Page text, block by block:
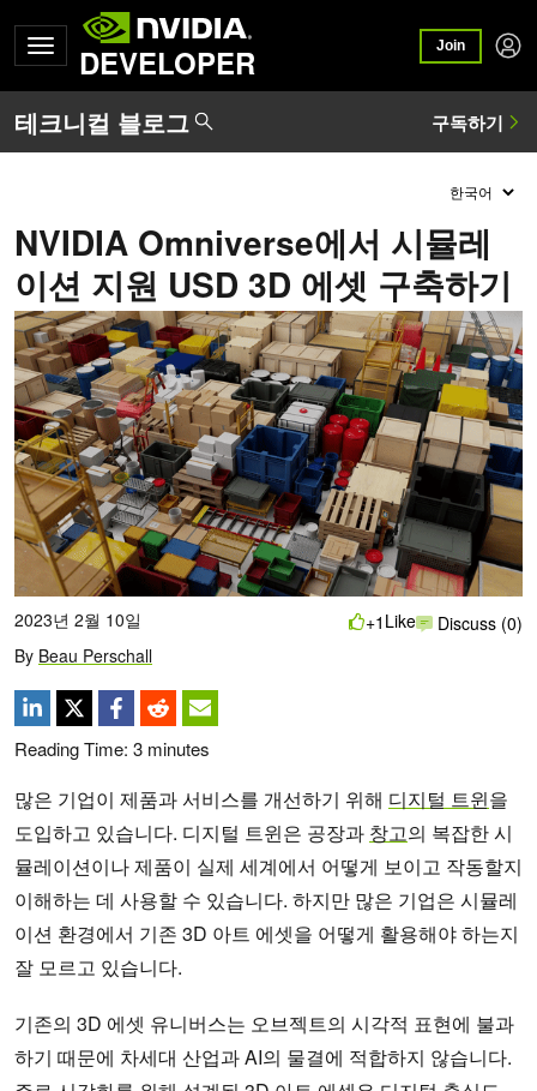
DEVELOPER Join
NVIDIA Omniverse에서 시뮬레
이션 지원 USD 3D 에셋 구축하기
2023년 2월 10일
By Beau Perschall
+1 Like Discuss (0)
Reading Time: 3 minutes
많은 기업이 제품과 서비스를 개선하기 위해 디지털 트윈을
도입하고 있습니다. 디지털 트윈은 공장과 창고의 복잡한 시
뮬레이션이나 제품이 실제 세계에서 어떻게 보이고 작동할지
이해하는 데 사용할 수 있습니다. 하지만 많은 기업은 시뮬레
이션 환경에서 기존 3D 아트 에셋을 어떻게 활용해야 하는지
잘 모르고 있습니다.
기존의 3D 에셋 유니버스는 오브젝트의 시각적 표현에 불과
하기 때문에 차세대 산업과 AI의 물결에 적합하지 않습니다.